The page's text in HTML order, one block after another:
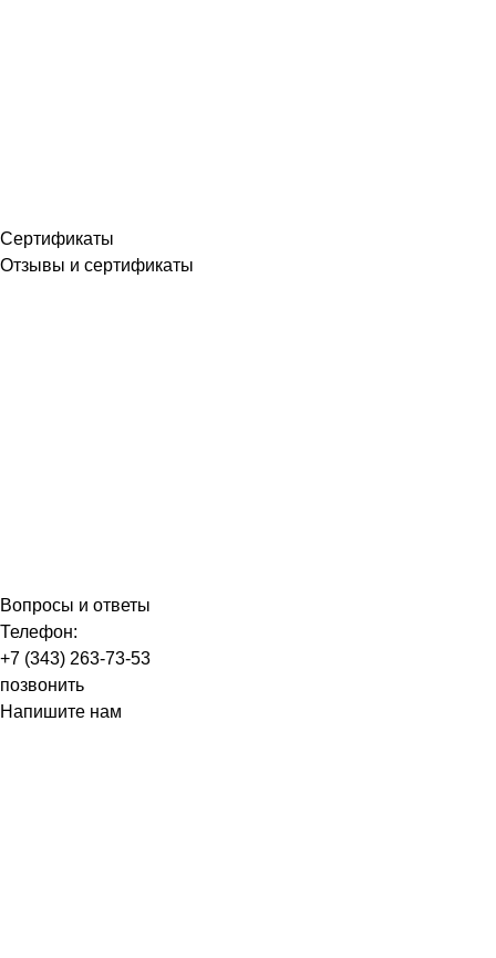
Сертификаты
Отзывы и сертификаты
Вопросы и ответы
Телефон:
+7 (343) 263-73-53
позвонить
Напишите нам